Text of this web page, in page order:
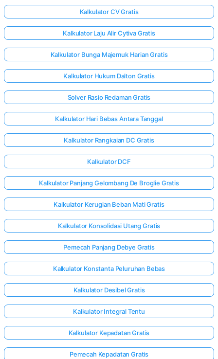
Kalkulator CV Gratis
Kalkulator Laju Alir Cytiva Gratis
Kalkulator Bunga Majemuk Harian Gratis
Kalkulator Hukum Dalton Gratis
Solver Rasio Redaman Gratis
Kalkulator Hari Bebas Antara Tanggal
Kalkulator Rangkaian DC Gratis
Kalkulator DCF
Kalkulator Panjang Gelombang De Broglie Gratis
Kalkulator Kerugian Beban Mati Gratis
Kalkulator Konsolidasi Utang Gratis
Pemecah Panjang Debye Gratis
Kalkulator Konstanta Peluruhan Bebas
Kalkulator Desibel Gratis
Kalkulator Integral Tentu
Kalkulator Kepadatan Gratis
Pemecah Kepadatan Gratis